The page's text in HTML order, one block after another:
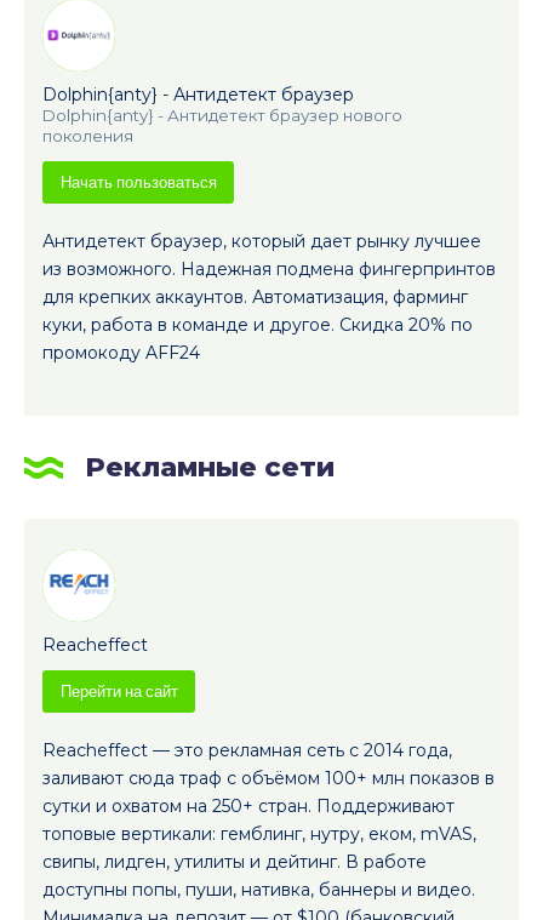
Dolphin{anty} - Антидетект браузер
Dolphin{anty} - Антидетект браузер нового
поколения
Начать пользоваться
Антидетект браузер, который дает рынку лучшее
из возможного. Надежная подмена фингерпринтов
для крепких аккаунтов. Автоматизация, фарминг
куки, работа в команде и другое. Скидка 20% по
промокоду AFF24
Рекламные сети
Reacheffect
Перейти на сайт
Reacheffect — это рекламная сеть с 2014 года,
заливают сюда траф с объёмом 100+ млн показов в
сутки и охватом на 250+ стран. Поддерживают
топовые вертикали: гемблинг, нутру, еком, mVAS,
свипы, лидген, утилиты и дейтинг. В работе
доступны попы, пуши, нативка, баннеры и видео.